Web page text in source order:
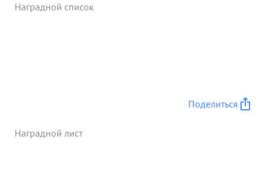
Наградной список
Поделиться
Наградной лист